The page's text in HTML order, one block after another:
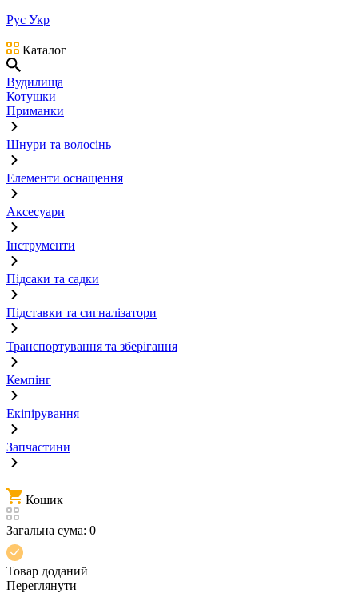
Рус Укр
Каталог
Вудилища
Котушки
Приманки
Шнури та волосінь
Елементи оснащення
Аксесуари
Інструменти
Підсаки та садки
Підставки та сигналізатори
Транспортування та зберігання
Кемпінг
Екіпірування
Запчастини
Кошик
Загальна сума: 0
Товар доданий
Переглянути